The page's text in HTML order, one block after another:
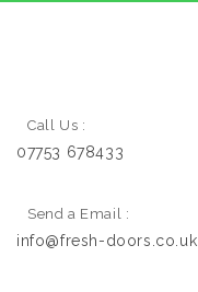
Call Us :
07753 678433
Send a Email :
info@fresh-doors.co.uk